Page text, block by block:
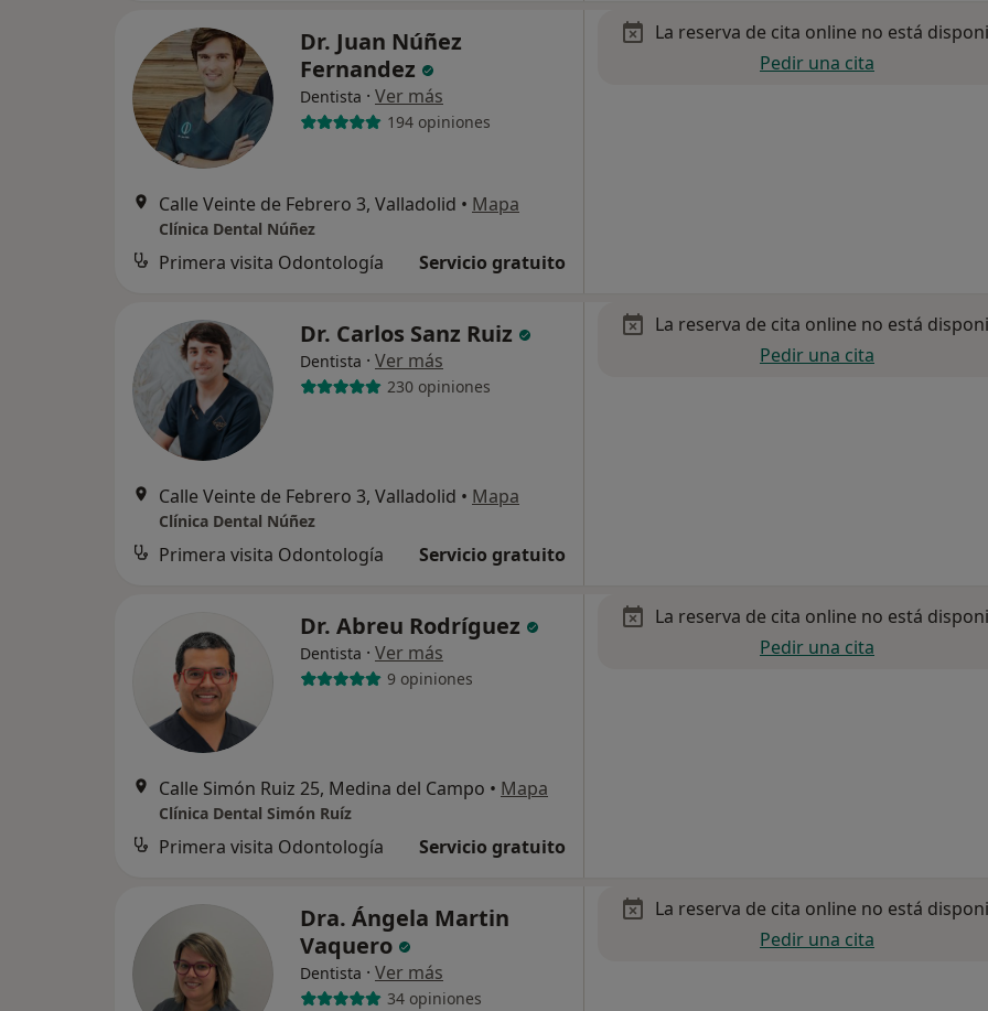
Dr. Juan Núñez
Fernandez
Dentista · Ver más
194 opiniones
Calle Veinte de Febrero 3, Valladolid • Mapa
Clínica Dental Núñez
Primera visita Odontología Servicio gratuito
La reserva de cita online no está
Pedir una cita
Dr. Carlos Sanz Ruiz
Dentista · Ver más
230 opiniones
Calle Veinte de Febrero 3, Valladolid • Mapa
Clínica Dental Núñez
Primera visita Odontología Servicio gratuito
La reserva de cita online no está
Pedir una cita
Dr. Abreu Rodríguez
Dentista · Ver más
9 opiniones
Calle Simón Ruiz 25, Medina del Campo • Mapa
Clínica Dental Simón Ruíz
Primera visita Odontología Servicio gratuito
La reserva de cita online no está
Pedir una cita
Dra. Ángela Martin
Vaquero
Dentista · Ver más
34 opiniones
La reserva de cita online no está
Pedir una cita